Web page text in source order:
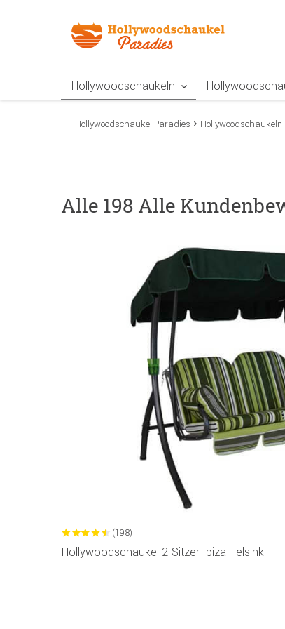
Hollywoodschaukeln
Hollywoodschaukel Paradies Hollywoodschaukeln
Alle 198 Alle
(198)
Hollywoodschaukel 2-Sitzer Ibiza Helsinki